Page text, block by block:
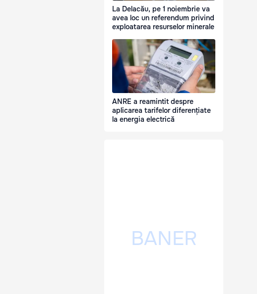
La Delacău, pe 1 noiembrie va
avea loc un referendum privind
exploatarea resurselor minerale
ANRE a reamintit despre
aplicarea tarifelor diferențiate
la energia electrică